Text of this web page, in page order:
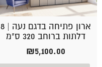
ארון פתיחה בדגם נעה | 8
דלתות ברוחב 320 ס"מ
₪5,100.00